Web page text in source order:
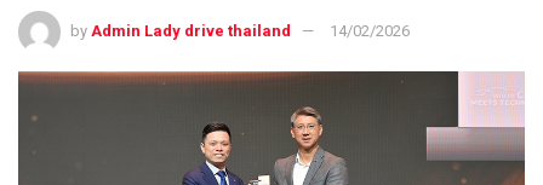
by Admin Lady drive thailand 14/02/2026